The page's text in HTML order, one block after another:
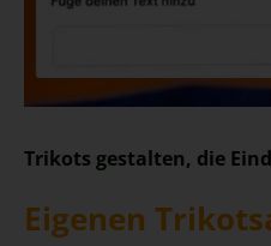
Trikots gestalten, die
Eigenen